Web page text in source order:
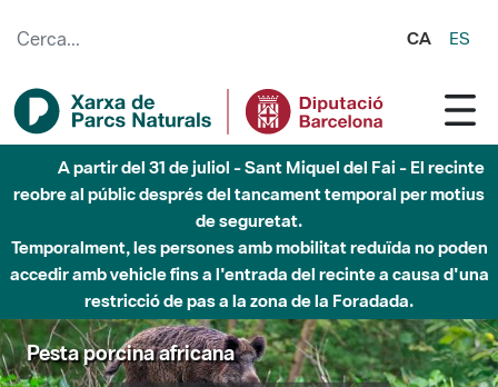
CA ES
A partir del 31 de juliol - Sant Miquel del Fai - El recinte
reobre al públic després del tancament temporal per motius
de seguretat.
Temporalment, les persones amb mobilitat reduïda no poden
accedir amb vehicle fins a l'entrada del recinte a causa d'una
restricció de pas a la zona de la Foradada.
Pesta porcina africana